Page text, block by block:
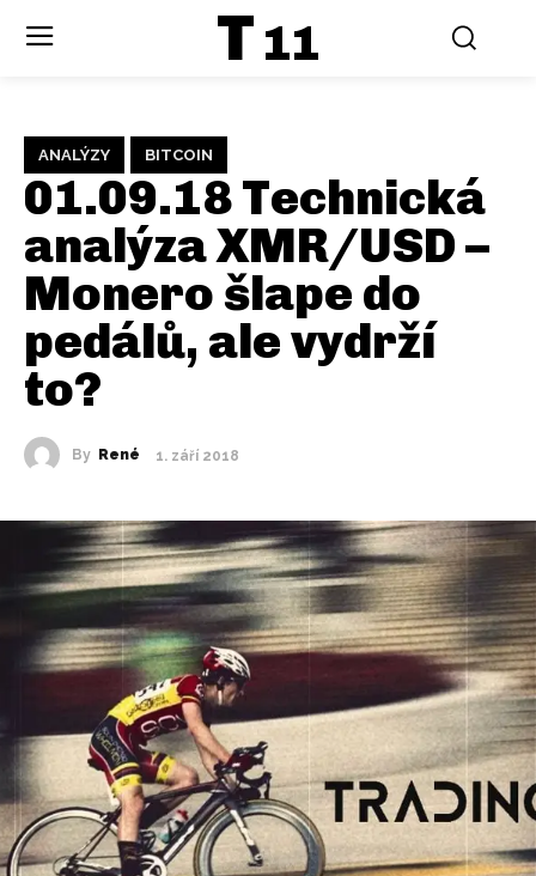
T 11
ANALÝZY BITCOIN
01.09.18 Technická
analýza XMR/USD –
Monero šlape do
pedálů, ale vydrží
to?
By René 1. září 2018